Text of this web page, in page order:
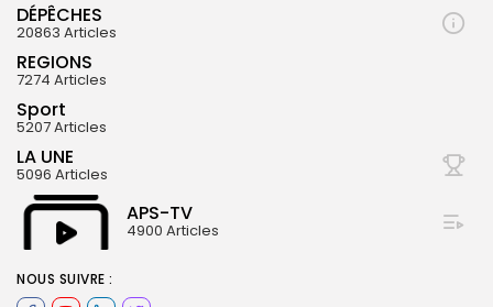
DÉPÊCHES
20863 Articles
REGIONS
7274 Articles
Sport
5207 Articles
LA UNE
5096 Articles
APS-TV
4900 Articles
NOUS SUIVRE :